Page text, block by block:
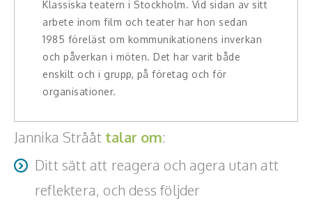
Hälsa, friskvård
Innovation, kreativitet, entreprenörskap,
intraprenörskap
Ledarskap, medarbetarskap, HR
Miljö, hållbar utveckling
Målsättning, motivation, attityd
Klassiska teatern i Stockholm. Vid sidan av sitt
arbete inom film och teater har hon sedan
1985 föreläst om kommunikationens inverkan
och påverkan i möten. Det har varit både
enskilt och i grupp, på företag och för
organisationer.
Jannika Strååt talar om:
Ditt sätt att reagera och agera utan att
reflektera, och dess följder